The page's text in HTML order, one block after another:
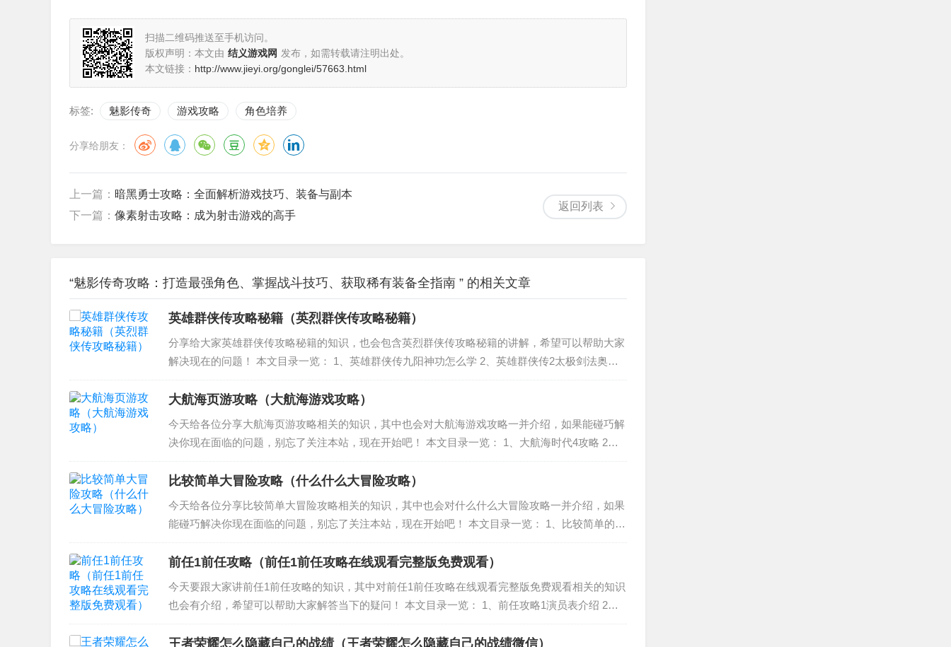
扫描二维码推送至手机访问。
版权声明：本文由 结义游戏网 发布，如需转载请注明出处。
本文链接： http://www.jieyi.org/gonglei/57663.html
标签: 魅影传奇 游戏攻略 角色培养
分享给朋友：
返回列表
上一篇： 暗黑勇士攻略：全面解析游戏技巧、装备与副本
下一篇： 像素射击攻略：成为射击游戏的高手
“魅影传奇攻略：打造最强角色、掌握战斗技巧、获取稀有装备全指南 ” 的相关文章
英雄群侠传攻略秘籍（英烈群侠传攻略秘籍）
分享给大家英雄群侠传攻略秘籍的知识，也会包含英烈群侠传攻略秘籍的讲解，希望可以帮助大家
解决现在的问题！ 本文目录一览： 1、英雄群侠传九阳神功怎么学 2、英雄群侠传2太极剑法奥义
怎么学 3、英雄群侠传2怎么当皇帝 4、英雄群侠传狄云任务怎么做 英雄群侠传九阳神功怎么学 英
雄群侠传九阳神...
大航海页游攻略（大航海游戏攻略）
今天给各位分享大航海页游攻略相关的知识，其中也会对大航海游戏攻略一并介绍，如果能碰巧解
决你现在面临的问题，别忘了关注本站，现在开始吧！ 本文目录一览： 1、大航海时代4攻略 2、
大航海时代2攻略 3、大航海之路怎么升级 新手快速升级攻略 4、大航海时代ol新手攻略 大航海时
代4攻略 大...
比较简单大冒险攻略（什么什么大冒险攻略）
今天给各位分享比较简单大冒险攻略相关的知识，其中也会对什么什么大冒险攻略一并介绍，如果
能碰巧解决你现在面临的问题，别忘了关注本站，现在开始吧！ 本文目录一览： 1、比较简单的大
冒险第四章全部关卡攻略 2、比较简单的大冒险.奇怪的成就是什么 3、比较简单的大冒险第四章第
二关怎么玩 4、比较...
前任1前任攻略（前任1前任攻略在线观看完整版免费观看）
今天要跟大家讲前任1前任攻略的知识，其中对前任1前任攻略在线观看完整版免费观看相关的知识
也会有介绍，希望可以帮助大家解答当下的疑问！ 本文目录一览： 1、前任攻略1演员表介绍 2、
《前任攻略1》的经典台词 3、前任攻略是讲什么故事的 4、前任攻略的结局是什么？ 前任攻略1演
员表介绍...
王者荣耀怎么隐藏自己的战绩（王者荣耀怎么隐藏自己的战绩微信）